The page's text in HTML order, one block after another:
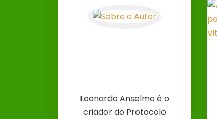
Leonardo Anselmo é o
criador do Protocolo